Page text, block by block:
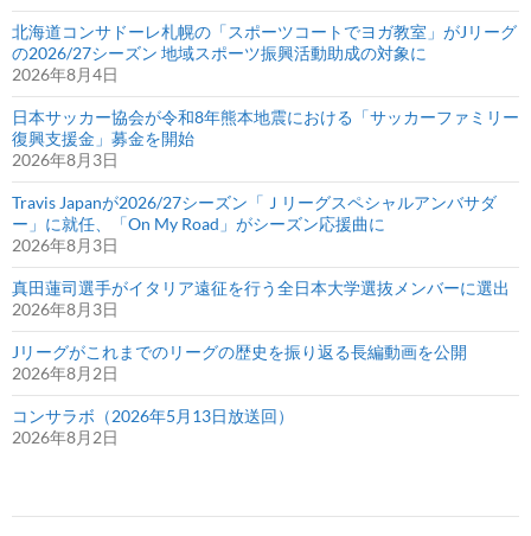
北海道コンサドーレ札幌の「スポーツコートでヨガ教室」がJリーグ
の2026/27シーズン 地域スポーツ振興活動助成の対象に
2026年8月4日
日本サッカー協会が令和8年熊本地震における「サッカーファミリー
復興支援金」募金を開始
2026年8月3日
Travis Japanが2026/27シーズン「Ｊリーグスペシャルアンバサダ
ー」に就任、「On My Road」がシーズン応援曲に
2026年8月3日
真田蓮司選手がイタリア遠征を行う全日本大学選抜メンバーに選出
2026年8月3日
Jリーグがこれまでのリーグの歴史を振り返る長編動画を公開
2026年8月2日
コンサラボ（2026年5月13日放送回）
2026年8月2日